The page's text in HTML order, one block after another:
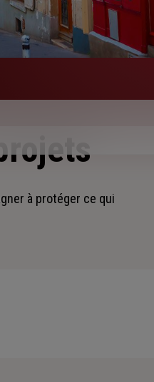
à protéger ce qui